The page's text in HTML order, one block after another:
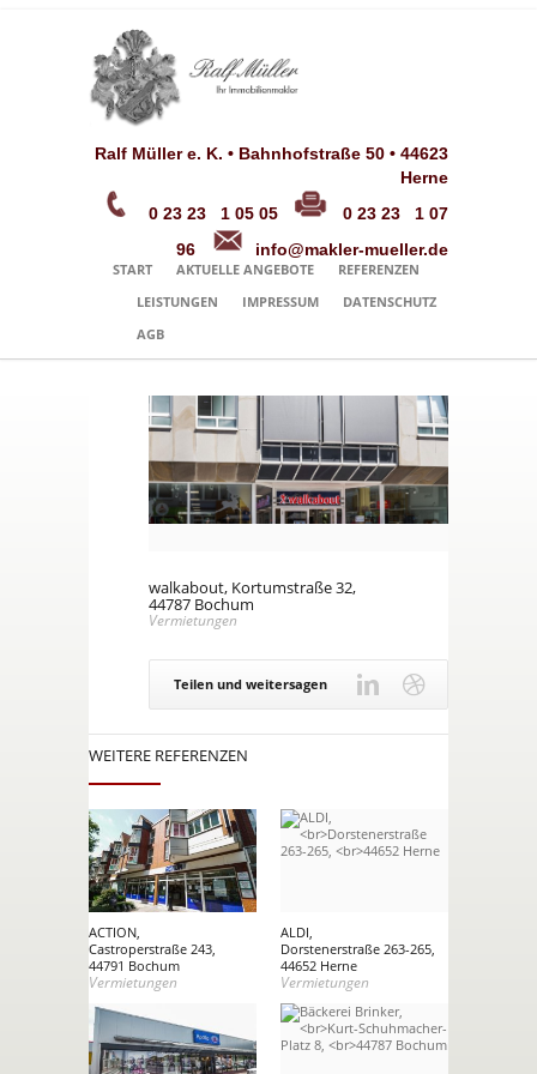
Ralf Müller e. K. • Bahnhofstraße 50 • 44623
Herne
0 23 23 1 05 05
0 23 23 1 07
96
info@makler-mueller.de
START AKTUELLE ANGEBOTE
REFERENZEN
LEISTUNGEN
IMPRESSUM
DATENSCHUTZ
AGB
walkabout, Kortumstraße 32,
44787 Bochum
Vermietungen
Teilen und weitersagen
WEITERE REFERENZEN
ACTION,
Castroperstraße 243,
44791 Bochum
Vermietungen
ALDI,
Dorstenerstraße 263-265,
44652 Herne
Vermietungen